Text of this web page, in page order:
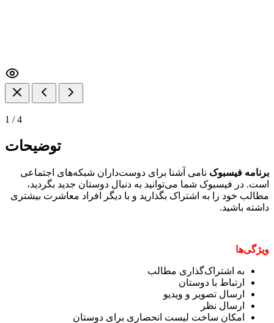
1 /4
توضیحات
برنامه فیسبوک نامی آشنا برای دوست‌داران شبکه‌های اجتماعی
است. در فیسبوک شما می‌توانید به دنبال دوستان جدید بگردید،
مطالب خود را به اشتراک بگذارید و با دیگر افراد معاشرت بیشتری
داشته باشید.
ویژگی‌ها
به اشتراک‌گذاری مطالب
ارتباط با دوستان
ارسال تصویر و ویدیو
ارسال نظر
امکان ساخت لیست انحصاری برای دوستان